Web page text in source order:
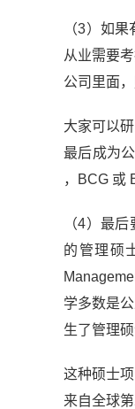
（3）如
从业需要
公司里面
大家可以
最后成为
，BCG 或
（4）最
的管理硕
学多数是
生了管理
这种硕士
来自全球